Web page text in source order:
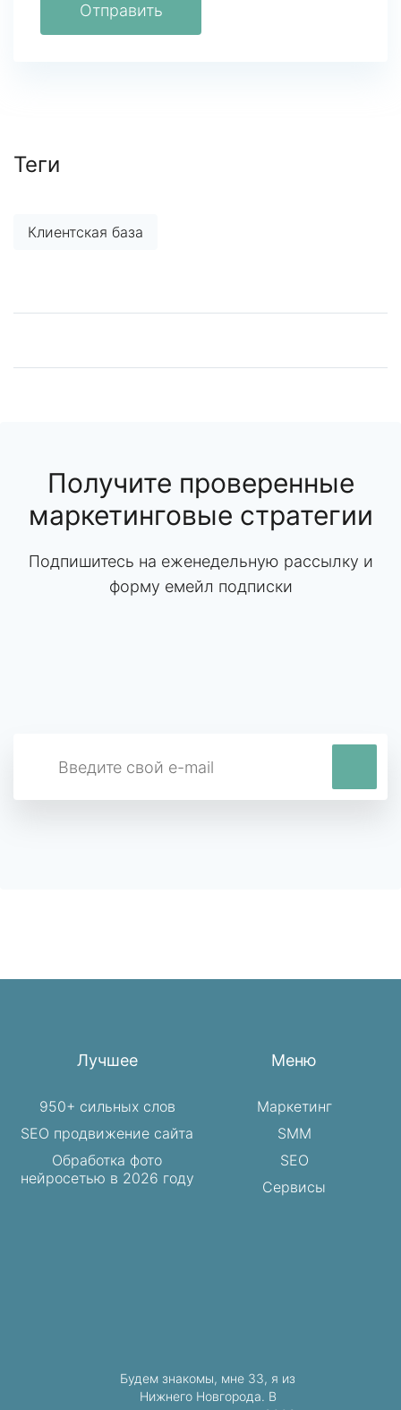
Отправить
Теги
Клиентская база
Получите проверенные
маркетинговые стратегии
Подпишитесь на еженедельную рассылку и
форму емейл подписки
Лучшее
950+ сильных слов
SEO продвижение сайта
Обработка фото
нейросетью в 2026 году
Меню
Маркетинг
SMM
SEO
Сервисы
Будем знакомы, мне 33, я из
Нижнего Новгорода. В